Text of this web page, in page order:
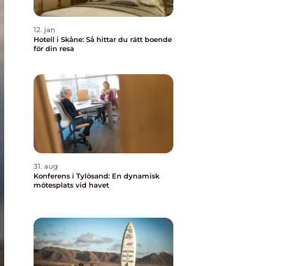
12. jan
Hotell i Skåne: Så hittar du rätt boende
för din resa
31. aug
Konferens i Tylösand: En dynamisk
mötesplats vid havet